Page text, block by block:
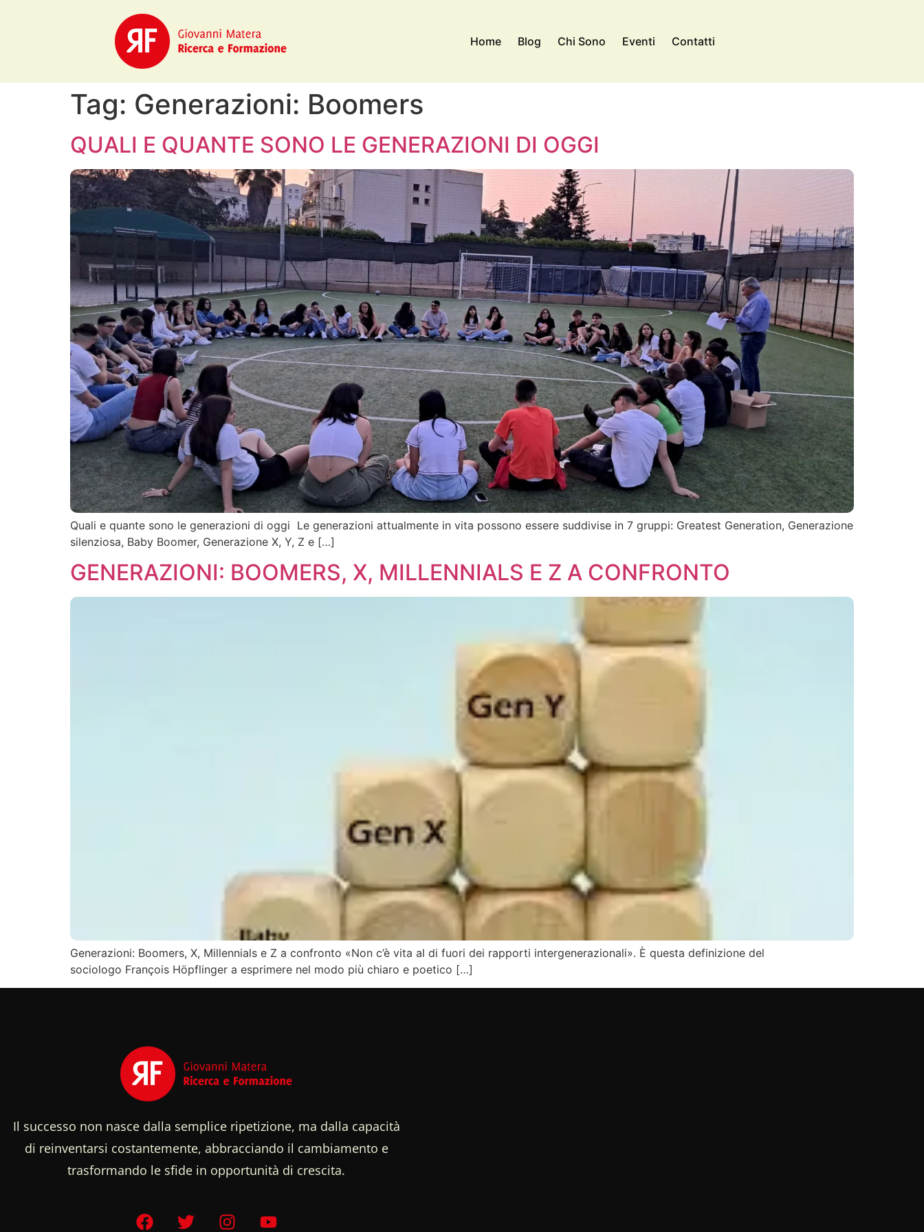
Home Blog Chi Sono Eventi Contatti
Tag: Generazioni: Boomers
QUALI E QUANTE SONO LE GENERAZIONI DI OGGI
Quali e quante sono le generazioni di oggi Le generazioni attualmente in vita possono essere suddivise in 7 gruppi: Greatest Generation, Generazione
silenziosa, Baby Boomer, Generazione X, Y, Z e […]
GENERAZIONI: BOOMERS, X, MILLENNIALS E Z A CONFRONTO
Generazioni: Boomers, X, Millennials e Z a confronto «Non c’è vita al di fuori dei rapporti intergenerazionali». È questa definizione del
sociologo François Höpflinger a esprimere nel modo più chiaro e poetico […]
Il successo non nasce dalla semplice ripetizione, ma dalla capacità
di reinventarsi costantemente, abbracciando il cambiamento e
trasformando le sfide in opportunità di crescita.